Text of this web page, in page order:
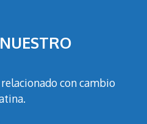
con cambio